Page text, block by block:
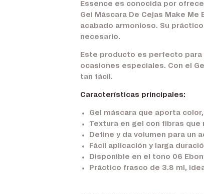
Essence es conocida por
Gel Máscara De Cejas Make
acabado armonioso. Su
necesario.
Este producto es perfecto para
ocasiones especiales. Con el
tan fácil.
Características principales:
Gel máscara que aporta
Textura en gel con fibras
Define y da volumen para un
Fácil aplicación y larga
Disponible en el tono 06
Práctico frasco de 3.8 ml,